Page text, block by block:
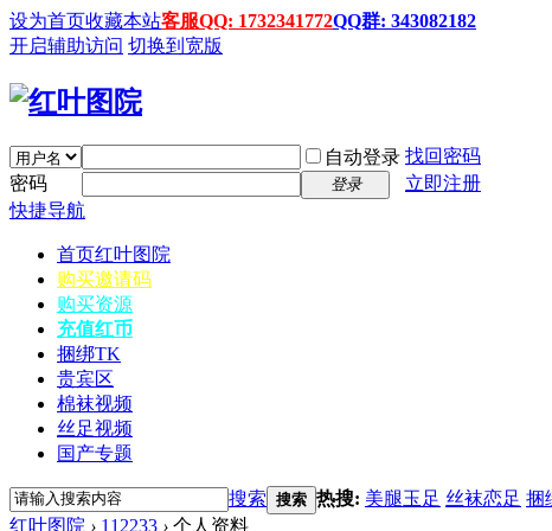
设为首页收藏本站客服QQ: 1732341772QQ群: 343082182
开启辅助访问 切换到宽版
自动登录 找回密码
密码
登录
立即注册
快捷导航
首页红叶图院
购买邀请码
购买资源
充值红币
捆绑TK
贵宾区
棉袜视频
丝足视频
国产专题
搜索 搜索 热搜: 美腿玉足 丝袜恋足 捆
红叶图院 › 112233 › 个人资料